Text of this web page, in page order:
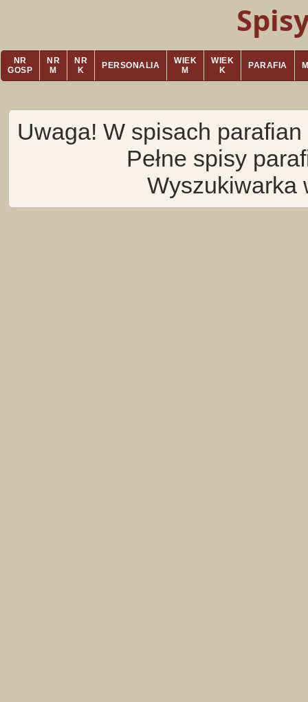
NR
GOSP
NR
M
NR
K
PERSONALIA
WIEK
M
WIEK
K
PARAFIA
Uwaga! W spisach
Pełne spisy
Wyszukiwarka